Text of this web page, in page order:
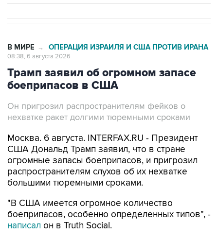
В МИРЕ → ОПЕРАЦИЯ ИЗРАИЛЯ И США ПРОТИВ ИРАНА
08:38, 6 августа 2026
Трамп заявил об огромном запасе
боеприпасов в США
Он пригрозил распространителям фейков о
нехватке ракет долгими тюремными сроками
Москва. 6 августа. INTERFAX.RU - Президент
США Дональд Трамп заявил, что в стране
огромные запасы боеприпасов, и пригрозил
распространителям слухов об их нехватке
большими тюремными сроками.
"В США имеется огромное количество
боеприпасов, особенно определенных типов", -
написал он в Truth Social.